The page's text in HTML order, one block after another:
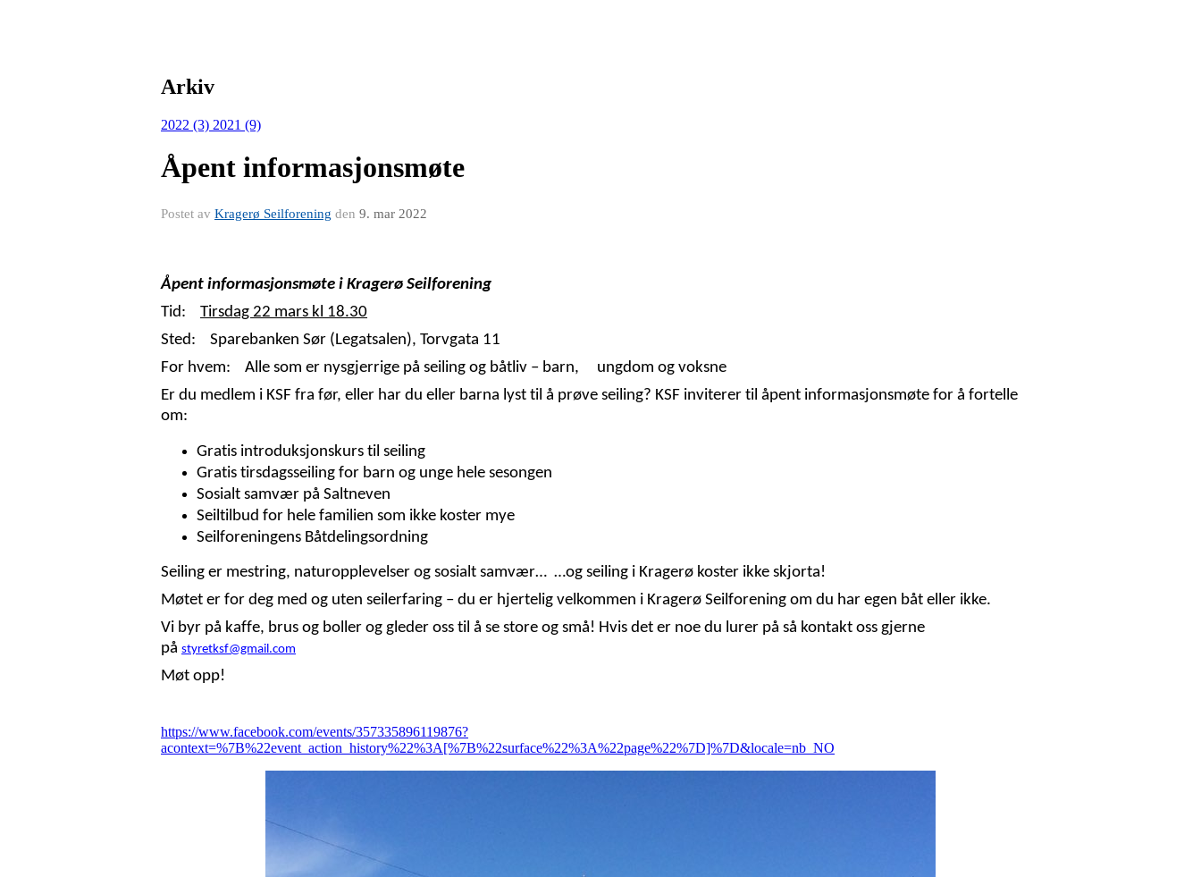
Arkiv
2022 (3) 2021 (9)
Åpent informasjonsmøte
Postet av Kragerø Seilforening den 9. mar 2022
Åpent informasjonsmøte i Kragerø Seilforening
Tid: Tirsdag 22 mars kl 18.30
Sted: Sparebanken Sør (Legatsalen), Torvgata 11
For hvem: Alle som er nysgjerrige på seiling og båtliv – barn, ungdom og voksne
Er du medlem i KSF fra før, eller har du eller barna lyst til å prøve seiling? KSF inviterer til åpent informasjonsmøte for å fortelle
om:
Gratis introduksjonskurs til seiling
Gratis tirsdagsseiling for barn og unge hele sesongen
Sosialt samvær på Saltneven
Seiltilbud for hele familien som ikke koster mye
Seilforeningens Båtdelingsordning
Seiling er mestring, naturopplevelser og sosialt samvær… …og seiling i Kragerø koster ikke skjorta!
Møtet er for deg med og uten seilerfaring – du er hjertelig velkommen i Kragerø Seilforening om du har egen båt eller ikke.
Vi byr på kaffe, brus og boller og gleder oss til å se store og små! Hvis det er noe du lurer på så kontakt oss gjerne
på styretksf@gmail.com
Møt opp!
https://www.facebook.com/events/357335896119876?
acontext=%7B%22event_action_history%22%3A[%7B%22surface%22%3A%22page%22%7D]%7D&locale=nb_NO